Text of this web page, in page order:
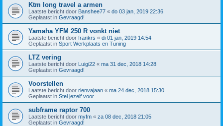
Ktm long travel a armen
Laatste bericht door Banshee77 « do 03 jan, 2019 22:36
Geplaatst in Gevraagd!
Yamaha YFM 250 R vonkt niet
Laatste bericht door frankrs « di 01 jan, 2019 14:54
Geplaatst in Sport Werkplaats en Tuning
LTZ vering
Laatste bericht door Luigi22 « ma 31 dec, 2018 14:28
Geplaatst in Gevraagd!
Voorstellen
Laatste bericht door rienvajaan « ma 24 dec, 2018 15:30
Geplaatst in Stel jezelf voor
subframe raptor 700
Laatste bericht door myfm « za 08 dec, 2018 21:05
Geplaatst in Gevraagd!